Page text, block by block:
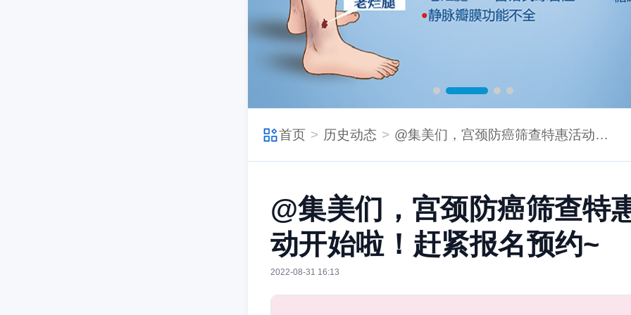
首页 历史动态 @集美们，宫颈防癌筛查特惠活动开始啦！赶紧报名预约~
@集美们，宫颈防癌筛查特
动开始啦！赶紧报名预约~
2022-08-31 16:13